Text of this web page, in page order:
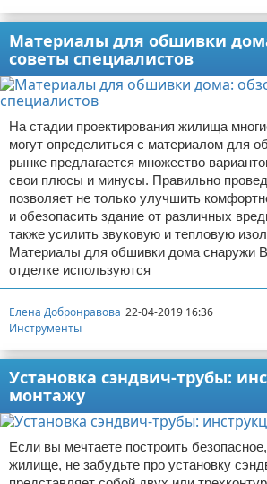
Материалы для обшивки
советы специалистов
На стадии проектирования жилища
могут определиться с материалом для
рынке предлагается множество
свои плюсы и минусы. Правильно
позволяет не только улучшить
и обезопасить здание от различных
также усилить звуковую и тепловую
Материалы для обшивки дома снаружи В
отделке используются
Елена Добронравова 22-04-2019 16:36
Инструменты
Установка сэндвич-трубы:
монтажу
Если вы мечтаете построить
жилище, не забудьте про установку